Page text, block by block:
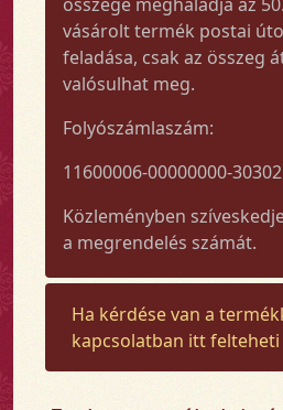
vásárolt termék postai
feladása, csak az összeg
valósulhat meg.
Folyószámlaszám:
11600006-00000000-
Közleményben
a megrendelés számát.
Ha kérdése van a
kapcsolatban itt